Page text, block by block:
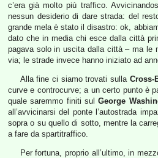
c’era già molto più traffico.
nessun desiderio di dare strada: del
grande mela è stato il disastro: ok,
dato che in media chi esce dalla città
pagava solo in uscita dalla città – ma le
via; le strade invece hanno iniziato ad
Alla fine ci siamo trovati sulla Cross-
curve e controcurve; a un certo punto è
quale saremmo finiti sulGeorge
all’avvicinarsi del ponte l’autostrada
sopra o su quello di sotto, mentre la
a fare da spartitraffico.
Per fortuna, proprio all’ultimo, in